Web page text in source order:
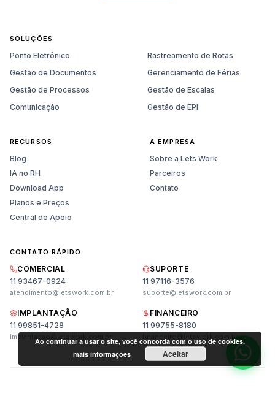
SOLUÇÕES
Ponto Eletrônico
Rastreamento de Rotas
Gestão de Documentos
Gerenciamento de Férias
Gestão de Processos
Gestão de Escalas
Comunicação
Gestão de EPI
RECURSOS
Blog
IA no RH
Download App
Planos e Preços
Central de Apoio
A EMPRESA
Sobre a Lets Work
Parceiros
Contato
CONTATO RÁPIDO
COMERCIAL
11 93467-0924
atendimento@letswork.com.br
SUPORTE
11 97116-3576
suporte@letswork.com.br
IMPLANTAÇÃO
11 99851-4728
implantacao@letswork.com.br
FINANCEIRO
11 99755-8180
financeiro@letswork.com.br
Vendas
Planos, preços e demonstração
Ajuda técnica e dúvidas
Ao continuar a usar o site, você concorda com o uso de cookies.
mais informações
Aceitar